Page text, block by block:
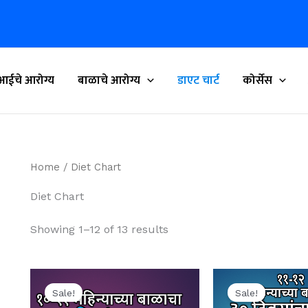
आरोग्य बाळाचे आरोग्य डाएट चार्ट कोर्सेस
Home / Diet Chart
Diet Chart
Showing 1–12 of 13 results
Sale! price price Sale!
Original
price